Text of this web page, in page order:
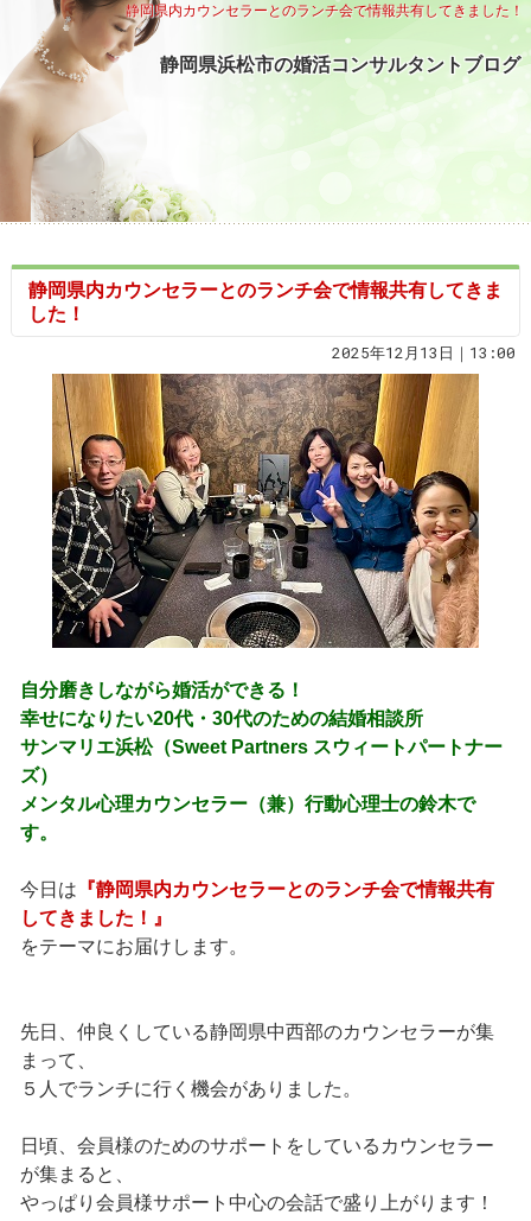
静岡県内カウンセラーとのランチ会で情報共有してきました！
静岡県浜松市の婚活コンサルタントブログ
静岡県内カウンセラーとのランチ会で情報共有してきま
した！
2025年12月13日｜13:00
自分磨きしながら婚活ができる！
幸せになりたい20代・30代のための結婚相談所
サンマリエ浜松（Sweet Partners スウィートパートナー
ズ）
メンタル心理カウンセラー（兼）行動心理士の鈴木で
す。
今日は 『静岡県内カウンセラーとのランチ会で情報共有
してきました！』
をテーマにお届けします。
先日、仲良くしている静岡県中西部のカウンセラーが集
まって、
５人でランチに行く機会がありました。
日頃、会員様のためのサポートをしているカウンセラー
が集まると、
やっぱり会員様サポート中心の会話で盛り上がります！